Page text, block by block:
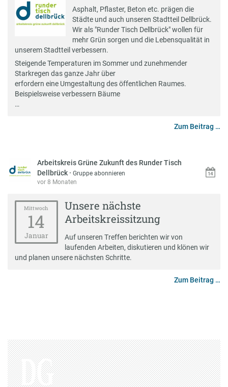
Asphalt, Pflaster, Beton etc. prägen die
Städte und auch unseren Stadtteil Dellbrück.
Wir als "Runder Tisch Dellbrück" wollen für
mehr Grün sorgen und die Lebensqualität in
unserem Stadtteil verbessern.
Steigende Temperaturen im Sommer und zunehmender
Starkregen das ganze Jahr über
erfordern eine Umgestaltung des öffentlichen Raumes.
Beispielsweise verbessern Bäume
…
Zum Beitrag …
Arbeitskreis Grüne Zukunft des Runder Tisch
Dellbrück ·Gruppe abonnieren
vor 8 Monaten
Mittwoch
14
Januar
Unsere nächste
Arbeitskreissitzung
Auf unseren Treffen berichten wir von
laufenden Arbeiten, diskutieren und klönen wir
und planen unsere nächsten Schritte.
Zum Beitrag …